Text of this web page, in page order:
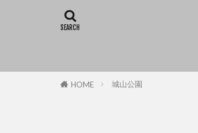
HOME 城山公園